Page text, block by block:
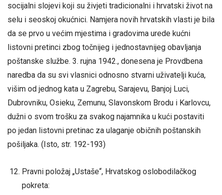
socijalni slojevi koji su živjeti tradicionalni i hrvatski život na
selu i seoskoj okućnici. Namjera novih hrvatskih vlasti je bila
da se prvo u većim mjestima i gradovima urede kućni
listovni pretinci zbog točnijeg i jednostavnijeg obavljanja
poštanske službe. 3. rujna 1942., donesena je Provdbena
naredba da su svi vlasnici odnosno stvarni uživatelji kuća,
višim od jednog kata u Zagrebu, Sarajevu, Banjoj Luci,
Dubrovniku, Osieku, Zemunu, Slavonskom Brodu i Karlovcu,
dužni o svom trošku za svakog najamnika u kući postaviti
po jedan listovni pretinac za ulaganje običnih poštanskih
pošiljaka. (Isto, str. 192-193)
Pravni položaj „Ustaše“, Hrvatskog oslobodilačkog
pokreta: